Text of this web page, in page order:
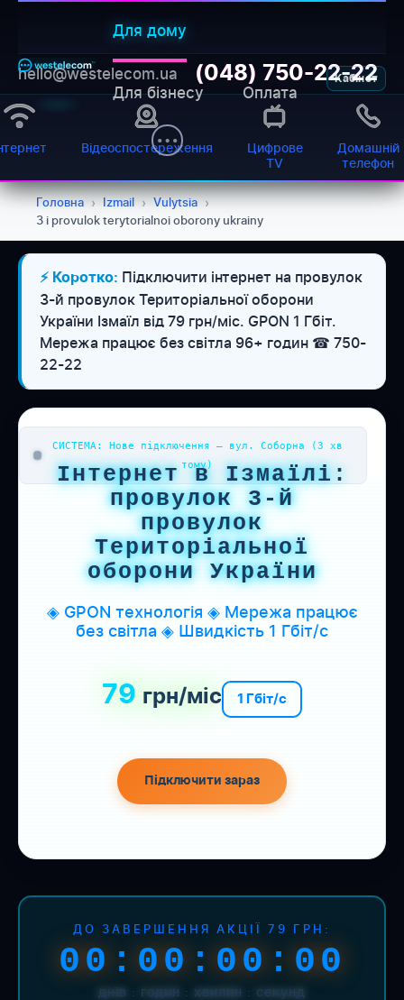
Для дому
Для бізнесу Оплата
Кабінет
hello@westelecom.ua (048) 750-22-22
Відеоспостереження
Цифрове
TV
Домашній
телефон
Головна › Izmail › Vulytsia ›
3 i provulok terytorialnoi oborony ukrainy
⚡ Коротко: Підключити інтернет на провулок
3-й провулок Територіальної оборони
України Ізмаїл від 79 грн/міс. GPON 1 Гбіт.
Мережа працює без світла 96+ годин ☎ 750-
22-22
СИСТЕМА: Нове підключення — вул. Соборна (3 хв
тому)
Інтернет в Ізмаїлі:
провулок 3-й
провулок
Територіальної
оборони України
◈ GPON технологія ◈ Мережа працює
без світла ◈ Швидкість 1 Гбіт/с
79 грн/міс 1 Гбіт/с
Підключити зараз
ДО ЗАВЕРШЕННЯ АКЦІЇ 79 ГРН:
00:00:00:00
днів : годин : хвилин : секунд
WESTELECOM
Онлайн-підтримка